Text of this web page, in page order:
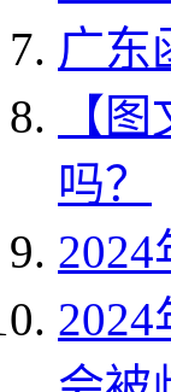
广东
【
吗？